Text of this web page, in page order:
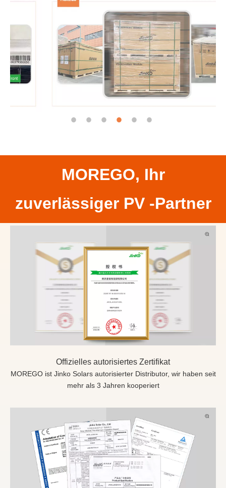
MOREGO, Ihr
zuverlässiger PV -Partner
Offizielles autorisiertes Zertifikat
MOREGO ist Jinko Solars autorisierter Distributor, wir haben seit
mehr als 3 Jahren kooperiert